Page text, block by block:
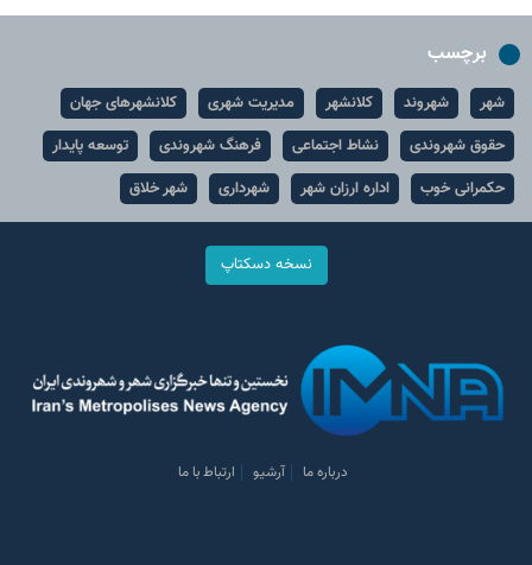
برچسب
شهر شهروند کلانشهر مدیریت شهری
کلانشهرهای جهان
حقوق شهروندی
نشاط اجتماعی فرهنگ شهروندی
توسعه پایدار
حکمرانی خوب
اداره ارزان شهر شهرداری شهر خلاق
نسخه دسکتاپ
درباره ما آرشیو ارتباط با ما